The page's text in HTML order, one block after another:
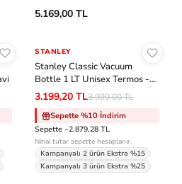
Yeşil
5.169,00 TL
-%20
STANLEY
Stanley Classic Vacuum
Bottle 1 LT Unisex Termos -
Mavi
3.199,20 TL3.999,00 TL
Sepette %10 İndirim
Sepette ~2.879,28 TL
Nihai tutar sepette hesaplanır.
Kampanyalı 2 ürün Ekstra %15
Kampanyalı 3 ürün Ekstra %25